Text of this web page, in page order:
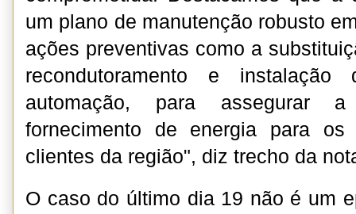
um plano de manutenção robusto
ações preventivas como a
recondutoramento e
automação, para assegurar
fornecimento de energia para os
clientes da região", diz trecho da
O caso do último dia 19 não é um